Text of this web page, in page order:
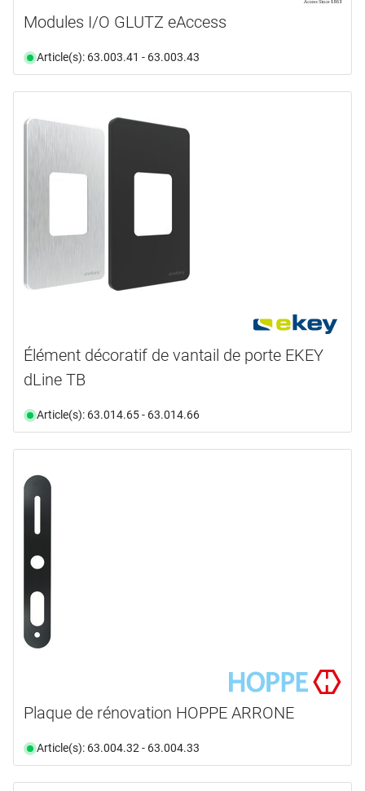
Modules I/O GLUTZ eAccess
Article(s): 63.003.41 - 63.003.43
Élément décoratif de vantail de porte EKEY
dLine TB
Article(s): 63.014.65 - 63.014.66
Plaque de rénovation HOPPE ARRONE
Article(s): 63.004.32 - 63.004.33